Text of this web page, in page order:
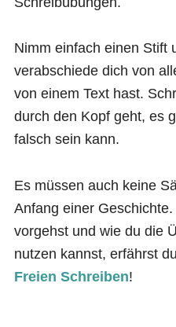
Nimm einfach einen Stift
verabschiede dich von
von einem Text hast.
durch den Kopf geht, es
falsch sein kann.
Es müssen auch keine
Anfang einer
vorgehst und wie du die
nutzen kannst, erfährst
Freien Schreiben!